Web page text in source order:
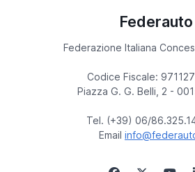
Federauto
Federazione Italiana
Codice Fiscale:
Piazza G. G. Belli, 2 -
Tel. (+39) 06/
Email